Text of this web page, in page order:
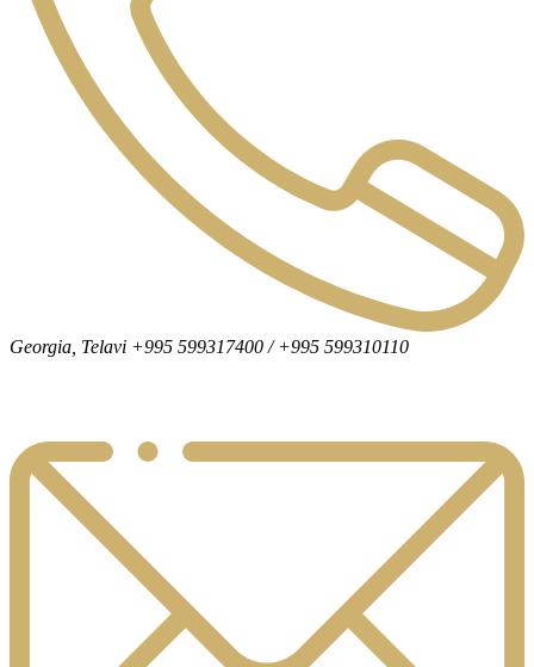
Georgia, Telavi +995 599317400 / +995 599310110